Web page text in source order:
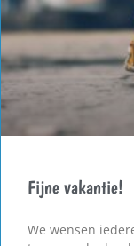
Fijne vakantie!
We wensen